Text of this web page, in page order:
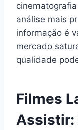
análise mais
informação é
mercado
qualidade
Filmes
Assistir: